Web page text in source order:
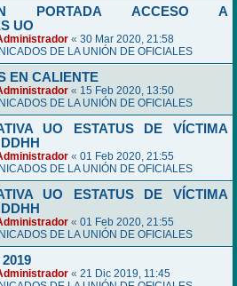
PORTADA ACCESO A
UO
« 30 Mar 2020, 21:58
DE LA UNIÓN DE OFICIALES
EN CALIENTE
« 15 Feb 2020, 13:50
DE LA UNIÓN DE OFICIALES
UO ESTATUS DE VÍCTIMA
« 01 Feb 2020, 21:55
DE LA UNIÓN DE OFICIALES
UO ESTATUS DE VÍCTIMA
« 01 Feb 2020, 21:55
DE LA UNIÓN DE OFICIALES
« 21 Dic 2019, 11:45